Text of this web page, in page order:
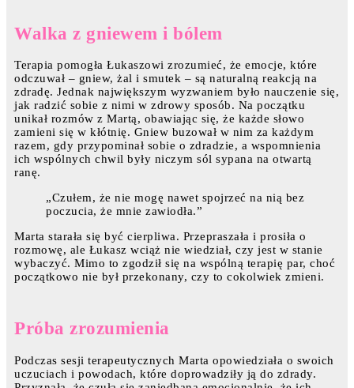
Walka z gniewem i bólem
Terapia pomogła Łukaszowi zrozumieć, że emocje, które
odczuwał – gniew, żal i smutek – są naturalną reakcją na
zdradę. Jednak największym wyzwaniem było nauczenie się,
jak radzić sobie z nimi w zdrowy sposób. Na początku
unikał rozmów z Martą, obawiając się, że każde słowo
zamieni się w kłótnię. Gniew buzował w nim za każdym
razem, gdy przypominał sobie o zdradzie, a wspomnienia
ich wspólnych chwil były niczym sól sypana na otwartą
ranę.
„Czułem, że nie mogę nawet spojrzeć na nią bez
poczucia, że mnie zawiodła.”
Marta starała się być cierpliwa. Przepraszała i prosiła o
rozmowę, ale Łukasz wciąż nie wiedział, czy jest w stanie
wybaczyć. Mimo to zgodził się na wspólną terapię par, choć
początkowo nie był przekonany, czy to cokolwiek zmieni.
Próba zrozumienia
Podczas sesji terapeutycznych Marta opowiedziała o swoich
uczuciach i powodach, które doprowadziły ją do zdrady.